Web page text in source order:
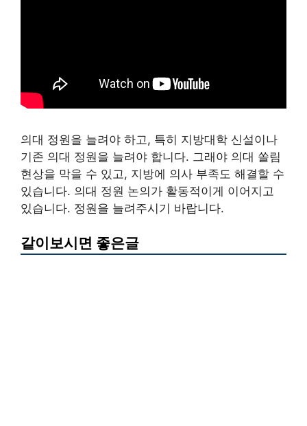
의대 정원을 늘려야 하고, 특히 지방대학 신설이나
기존 의대 정원을 늘려야 합니다. 그래야 의대 쏠림
현상을 막을 수 있고, 지방에 의사 부족도 해결할 수
있습니다. 의대 정원 논의가 활동적이게 이어지고
있습니다. 정원을 늘려주시기 바랍니다.
같이보시면 좋은글